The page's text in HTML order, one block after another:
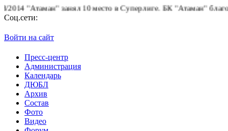
"Атаман" занял 10 место в Суперлиге.БК "Атаман"
Соц.сети:
Войти на сайт
Пресс-центр
Администрация
Календарь
ДЮБЛ
Архив
Состав
Фото
Видео